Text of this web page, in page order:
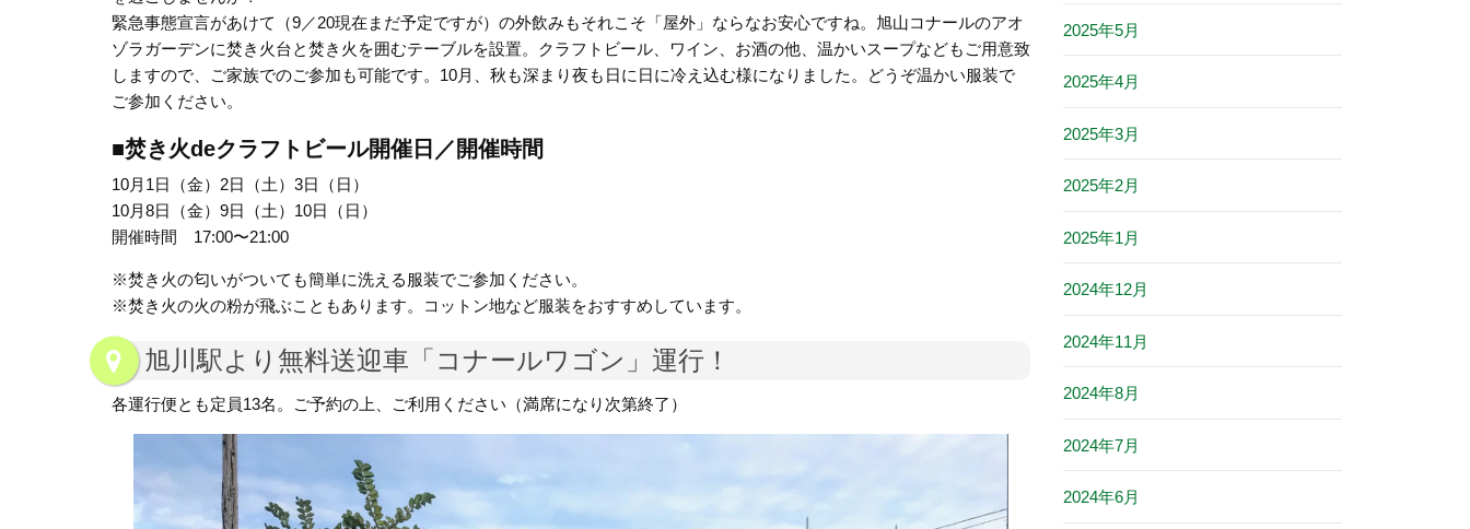
緊急事態宣言があけて（9／20現在まだ予定ですが）の外飲みもそれこそ「屋外」ならなお安心ですね。旭山コナールのアオ
ゾラガーデンに焚き火台と焚き火を囲むテーブルを設置。クラフトビール、ワイン、お酒の他、温かいスープなどもご用意致
しますので、ご家族でのご参加も可能です。10月、秋も深まり夜も日に日に冷え込む様になりました。どうぞ温かい服装で
ご参加ください。
■焚き火deクラフトビール開催日／開催時間
10月1日（金）2日（土）3日（日）
10月8日（金）9日（土）10日（日）
開催時間 17:00〜21:00
※焚き火の匂いがついても簡単に洗える服装でご参加ください。
※焚き火の火の粉が飛ぶこともあります。コットン地など服装をおすすめしています。
旭川駅より無料送迎車「コナールワゴン」運行！
各運行便とも定員13名。ご予約の上、ご利用ください（満席になり次第終了）
2025年5月
2025年4月
2025年3月
2025年2月
2025年1月
2024年12月
2024年11月
2024年8月
2024年7月
2024年6月